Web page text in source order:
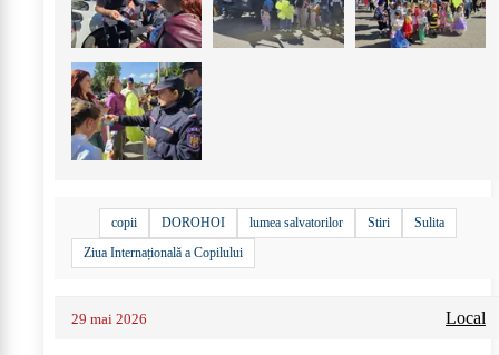
copii DOROHOI lumea salvatorilor Stiri
Sulita
Ziua Internațională a Copilului
29 mai 2026 Local